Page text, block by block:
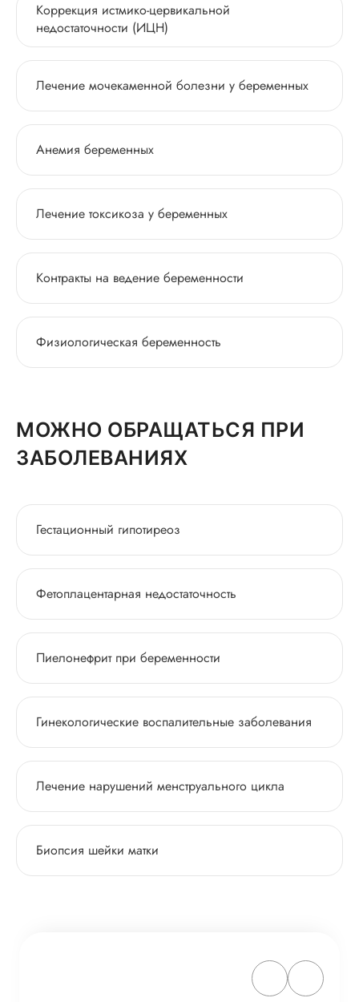
Коррекция истмико-цервикальной
недостаточности (ИЦН)
Лечение мочекаменной болезни у беременных
Анемия беременных
Лечение токсикоза у беременных
Контракты на ведение беременности
Физиологическая беременность
МОЖНО ОБРАЩАТЬСЯ ПРИ
ЗАБОЛЕВАНИЯХ
Гестационный гипотиреоз
Фетоплацентарная недостаточность
Пиелонефрит при беременности
Гинекологические воспалительные заболевания
Лечение нарушений менструального цикла
Биопсия шейки матки